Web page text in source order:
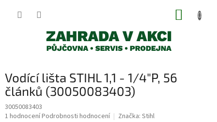
Vodící lišta STIHL 1,1 - 1/4"P, 56
článků (30050083403)
30050083403
Průměrné
1 hodnoceníPodrobnosti hodnocení Značka: Stihl